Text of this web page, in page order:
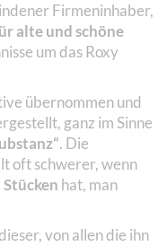
Firmeninhaber,
alte und schöne
um das Roxy
übernommen und
ganz im Sinne
. Die
oft schwerer, wenn
hat, man
von allen die ihn